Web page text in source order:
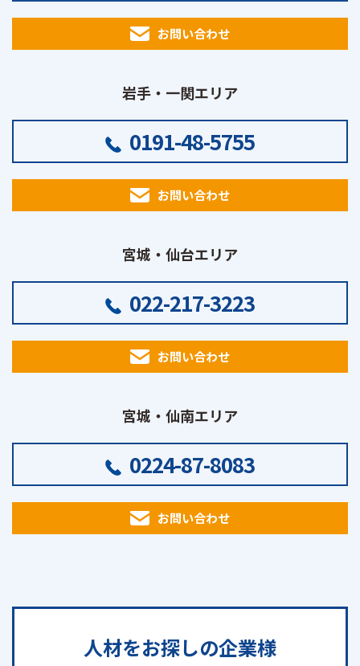
お問い合わせ
岩手・一関エリア
0191-48-5755
お問い合わせ
宮城・仙台エリア
022-217-3223
お問い合わせ
宮城・仙南エリア
0224-87-8083
お問い合わせ
人材をお探しの企業様